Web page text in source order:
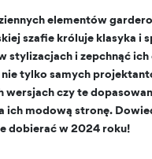
elementów
szafie króluje klasyka i
stylizacjach i zepchnąć
tylko samych
czy te
modową stronę.
dobierać w 2024 roku!